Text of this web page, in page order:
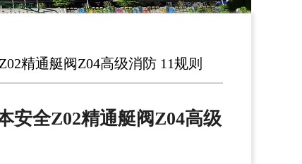
精通艇阀Z04高级消防 11规则
安全Z02精通艇阀Z04高级